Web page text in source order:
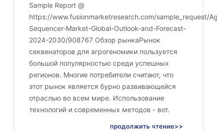
Sample Report @
https://www.fusionmarketresearch.com/sample_request/
Sequencer-Market-Global-Outlook-and-Forecast-
2024-2030/908767 Обзор рынкаРынок
секвенаторов для агрогеномики пользуется
большой популярностью среди успешных
регионов. Многие потребители считают, что
этот рынок является бурно развивающейся
отраслью во всем мире. Использование
технологий и современных методов - вот.
продолжить чтение>>